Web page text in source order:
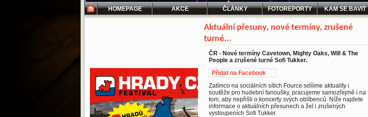
HOMEPAGE AKCE ČLÁNKY FOTOREPORTY KAM SE BAVIT
Aktuální přesuny, nové termíny, zrušené
turné...
ČR - Nové termíny Cavetown, Mighty Oaks, Will & The
People a zrušené turné Sofi Tukker.
Přidat na Facebook
Zatímco na sociálních sítích Fource sdílíme aktuality i
soutěže pro hudební fanoušky, pracujeme samozřejmě i na
tom, aby nepřišli o koncerty svých oblíbenců. Níže najdete
informace o aktuálních přesunech a žel i zrušených
vystoupeních Sofi Tukker.